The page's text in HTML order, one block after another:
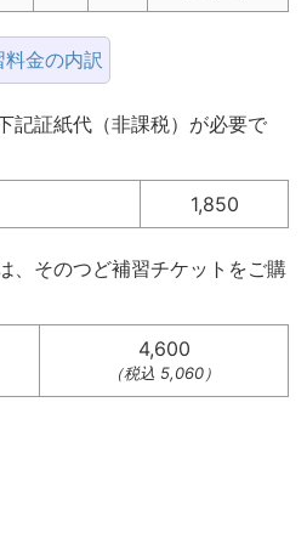
料金の内訳
記証紙代（非課税）が必要で
1,850
、そのつど補習チケットをご購
4,600
（税込 5,060）